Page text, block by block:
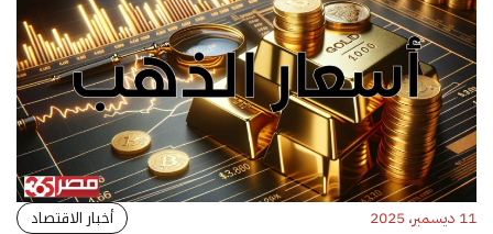
11 ديسمبر، 2025 أخبار الاقتصاد